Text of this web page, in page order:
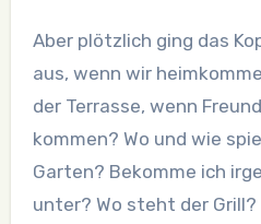
Aber plötzlich ging das
aus, wenn wir
der Terrasse, wenn
kommen? Wo und wie
Garten? Bekomme ich
unter? Wo steht der Grill?